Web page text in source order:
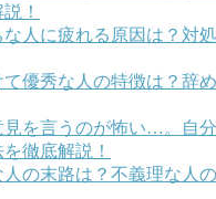
！
な人に疲れる原因は？対
て優秀な人の特徴は？辞
見を言うのが怖い…。自
徹底解説！
人の末路は？不義理な人